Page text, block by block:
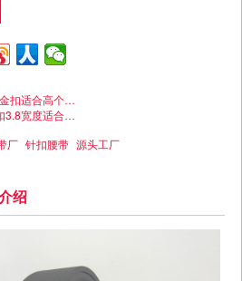
博兰朵男士腰带4.0合金扣适合高个子男士皮带
沧龙品牌不锈钢自动扣3.8宽度适合身材高大男士服饰搭配
厂 针扣腰带 源头工厂
绍